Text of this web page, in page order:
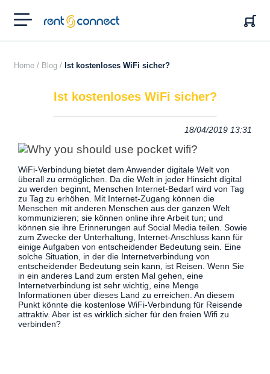
RENT'N
CONNECT
Home / Blog / Ist kostenloses WiFi sicher?
Ist kostenloses WiFi sicher?
18/04/2019 13:31
WiFi-Verbindung bietet dem Anwender digitale Welt von
überall zu ermöglichen. Da die Welt in jeder Hinsicht digital
zu werden beginnt, Menschen Internet-Bedarf wird von Tag
zu Tag zu erhöhen.
Mit Internet-Zugang können die
Menschen mit anderen Menschen aus der ganzen Welt
kommunizieren; sie können online ihre Arbeit tun; und
können sie ihre Erinnerungen auf Social Media teilen. Sowie
zum Zwecke der Unterhaltung, Internet-Anschluss kann für
einige Aufgaben von entscheidender Bedeutung sein. Eine
solche Situation, in der die Internetverbindung von
entscheidender Bedeutung sein kann, ist Reisen. Wenn Sie
in ein anderes Land zum ersten Mal gehen, eine
Internetverbindung ist sehr wichtig, eine Menge
Informationen über dieses Land zu erreichen. An diesem
Punkt könnte die kostenlose WiFi-Verbindung für Reisende
attraktiv. Aber ist es wirklich sicher für den freien Wifi zu
verbinden?